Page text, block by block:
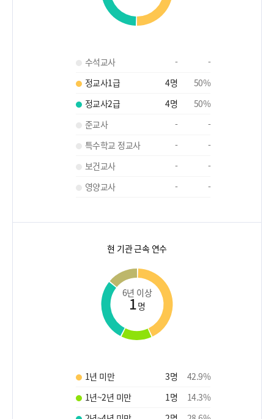
수석교사 -
-
정교사1급
4명 50%
정교사2급
4명 50%
준교사
-
-
특수학교 정교사
-
-
보건교사
-
-
영양교사
- -
현 기관 근속 연수
6년 이상
1명
1년 미만 3명 42.9%
1년~2년 미만
1명 14.3%